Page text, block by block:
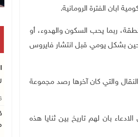
ابان الفترة الرومانية.
ربما يحب السكون والهدوء، أو
بشكل يومي قبل انتشار فايروس
والتي كان آخرها رصد مجموعة
بان لهم تاريخ بين ثنايا هذه